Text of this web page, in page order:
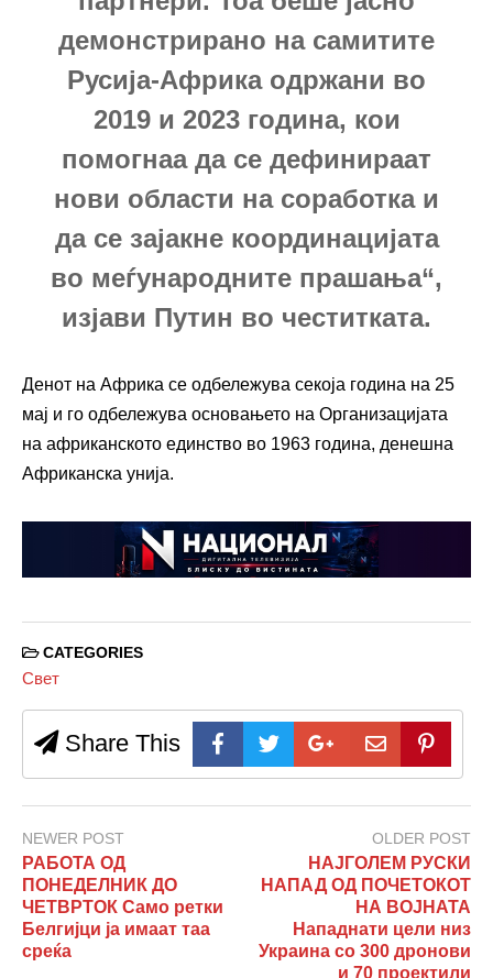
демонстрирано на самитите
Русија-Африка одржани во
2019 и 2023 година, кои
помогнаа да се дефинираат
нови области на соработка и
да се зајакне координацијата
во меѓународните прашања“,
изјави Путин во честитката.
Денот на Африка се одбележува секоја година на 25
мај и го одбележува основањето на Организацијата
на африканското единство во 1963 година, денешна
Африканска унија.
CATEGORIES
Свет
Share This
NEWER POST
РАБОТА ОД
ПОНЕДЕЛНИК ДО
ЧЕТВРТОК Само ретки
Белгијци ја имаат таа
среќа
OLDER POST
НАЈГОЛЕМ РУСКИ
НАПАД ОД ПОЧЕТОКОТ
НА ВОЈНАТА
Нападнати цели низ
Украина со 300 дронови
и 70 проектили